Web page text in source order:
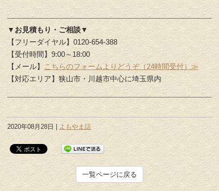
▼お見積もり・ご相談▼
【フリーダイヤル】0120-654-388
【受付時間】9:00～18:00
【メール】 こちらのフォームよりどうぞ（24時間受付）≫
【対応エリア】狭山市・川越市中心に埼玉県内
2020年08月28日 | よもやま話
一覧ページに戻る